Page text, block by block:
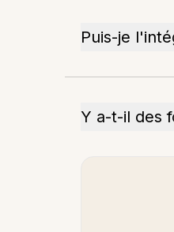
Puis-je
Y a-t-il des